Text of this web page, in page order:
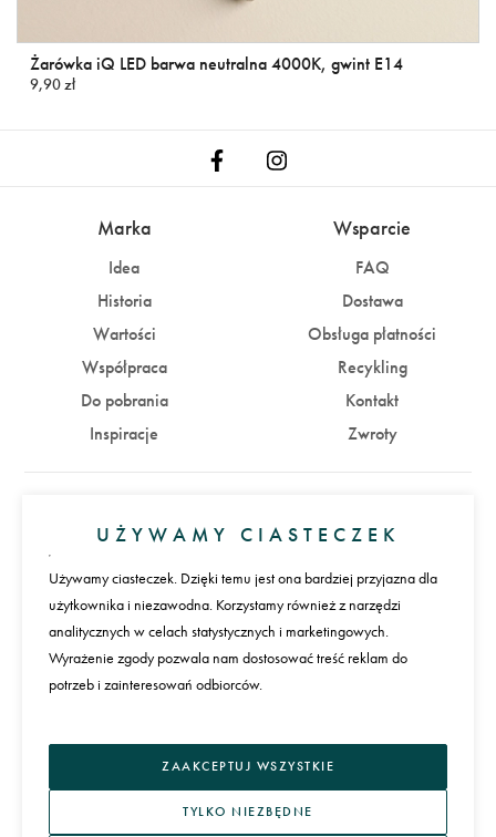
Żarówka iQ LED barwa neutralna 4000K, gwint E14
9,90 zł
Marka
Idea
Historia
Wartości
Współpraca
Do pobrania
Inspiracje
Wsparcie
FAQ
Dostawa
Obsługa płatności
Recykling
Kontakt
Zwroty
Zaloguj się Załóż konto
Płatności
Język
UŻYWAMY CIASTECZEK
Używamy ciasteczek. Dzięki temu jest ona bardziej przyjazna dla
użytkownika i niezawodna. Korzystamy również z narzędzi
analitycznych w celach statystycznych i marketingowych.
Wyrażenie zgody pozwala nam dostosować treść reklam do
potrzeb i zainteresowań odbiorców.
ZAAKCEPTUJ WSZYSTKIE
TYLKO NIEZBĘDNE